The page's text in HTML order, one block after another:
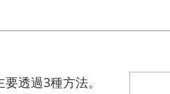
透過3種方法。